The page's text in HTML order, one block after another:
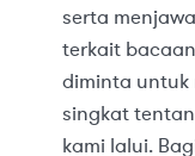
serta
terkait
diminta untuk
singkat
kami lalui.